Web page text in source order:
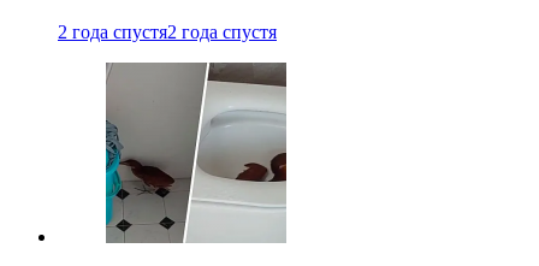
2 года спустя2 года спустя